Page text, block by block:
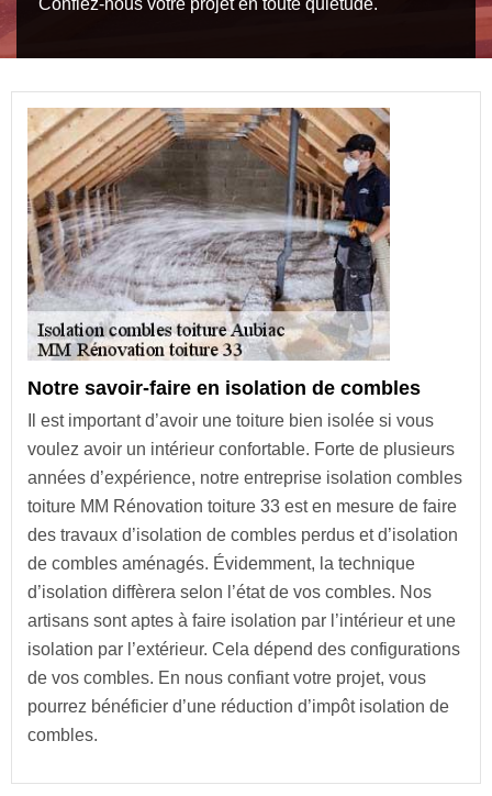
Notre savoir-faire en isolation de combles
Il est important d’avoir une toiture bien isolée si vous
voulez avoir un intérieur confortable. Forte de plusieurs
années d’expérience, notre entreprise isolation combles
toiture MM Rénovation toiture 33 est en mesure de faire
des travaux d’isolation de combles perdus et d’isolation
de combles aménagés. Évidemment, la technique
d’isolation diffèrera selon l’état de vos combles. Nos
artisans sont aptes à faire isolation par l’intérieur et une
isolation par l’extérieur. Cela dépend des configurations
de vos combles. En nous confiant votre projet, vous
pourrez bénéficier d’une réduction d’impôt isolation de
combles.